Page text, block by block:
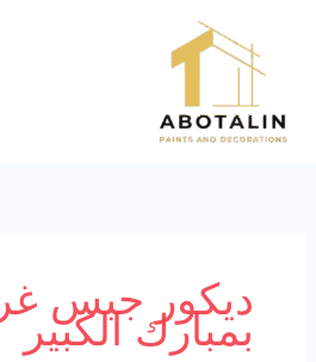
المحتوى
ديكور جبس
بمبارك الكبير